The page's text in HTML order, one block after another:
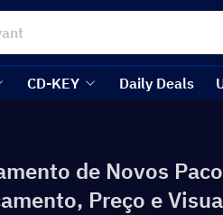
CD-KEY Daily Deals
de Novos
Preço e